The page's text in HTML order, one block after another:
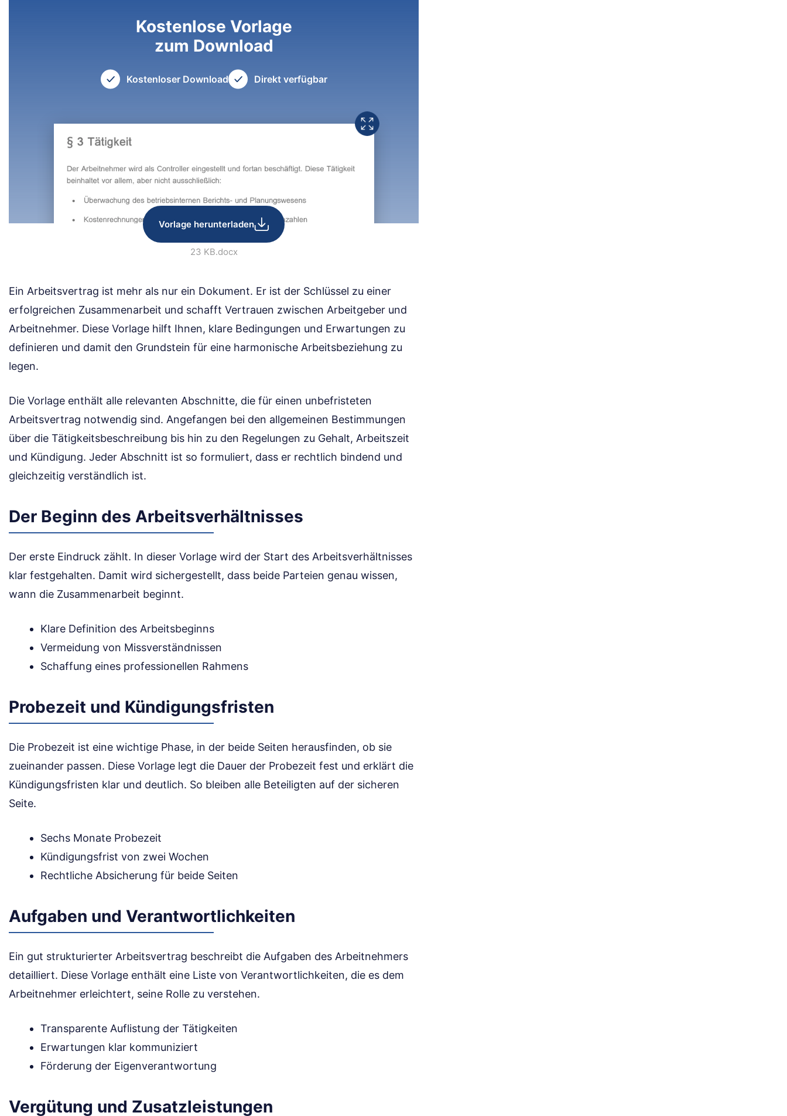
Kostenlose Vorlage
zum Download
Kostenloser Download Direkt verfügbar
Vorlage herunterladen
23 KB.docx
Ein Arbeitsvertrag ist mehr als nur ein Dokument. Er ist der Schlüssel zu einer
erfolgreichen Zusammenarbeit und schafft Vertrauen zwischen Arbeitgeber und
Arbeitnehmer. Diese Vorlage hilft Ihnen, klare Bedingungen und Erwartungen zu
definieren und damit den Grundstein für eine harmonische Arbeitsbeziehung zu
legen.
Die Vorlage enthält alle relevanten Abschnitte, die für einen unbefristeten
Arbeitsvertrag notwendig sind. Angefangen bei den allgemeinen Bestimmungen
über die Tätigkeitsbeschreibung bis hin zu den Regelungen zu Gehalt, Arbeitszeit
und Kündigung. Jeder Abschnitt ist so formuliert, dass er rechtlich bindend und
gleichzeitig verständlich ist.
Der Beginn des Arbeitsverhältnisses
Der erste Eindruck zählt. In dieser Vorlage wird der Start des Arbeitsverhältnisses
klar festgehalten. Damit wird sichergestellt, dass beide Parteien genau wissen,
wann die Zusammenarbeit beginnt.
Klare Definition des Arbeitsbeginns
Vermeidung von Missverständnissen
Schaffung eines professionellen Rahmens
Probezeit und Kündigungsfristen
Die Probezeit ist eine wichtige Phase, in der beide Seiten herausfinden, ob sie
zueinander passen. Diese Vorlage legt die Dauer der Probezeit fest und erklärt die
Kündigungsfristen klar und deutlich. So bleiben alle Beteiligten auf der sicheren
Seite.
Sechs Monate Probezeit
Kündigungsfrist von zwei Wochen
Rechtliche Absicherung für beide Seiten
Aufgaben und Verantwortlichkeiten
Ein gut strukturierter Arbeitsvertrag beschreibt die Aufgaben des Arbeitnehmers
detailliert. Diese Vorlage enthält eine Liste von Verantwortlichkeiten, die es dem
Arbeitnehmer erleichtert, seine Rolle zu verstehen.
Transparente Auflistung der Tätigkeiten
Erwartungen klar kommuniziert
Förderung der Eigenverantwortung
Vergütung und Zusatzleistungen